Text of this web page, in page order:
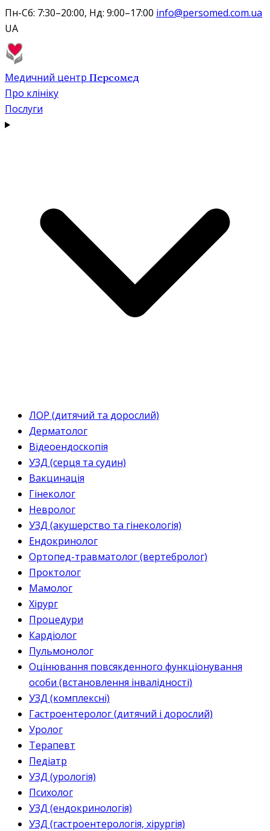
Пн-Сб: 7:30–20:00, Нд: 9:00–17:00 info@persomed.com.ua
UA
Медичний центр Персомед
Про клініку
Послуги
ЛОР (дитячий та дорослий)
Дерматолог
Відеоендоскопія
УЗД (серця та судин)
Вакцинація
Гінеколог
Невролог
УЗД (акушерство та гінекологія)
Ендокринолог
Ортопед-травматолог (вертебролог)
Проктолог
Мамолог
Хірург
Процедури
Кардіолог
Пульмонолог
Оцінювання повсякденного функціонування
особи (встановлення інвалідності)
УЗД (комплексні)
Гастроентеролог (дитячий і дорослий)
Уролог
Терапевт
Педіатр
УЗД (урологія)
Психолог
УЗД (ендокринологія)
УЗД (гастроентерологія, хірургія)